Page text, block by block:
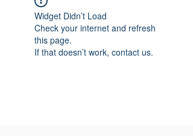
Widget Didn’t Load
Check your internet and refresh
this page.
If that doesn’t work, contact us.